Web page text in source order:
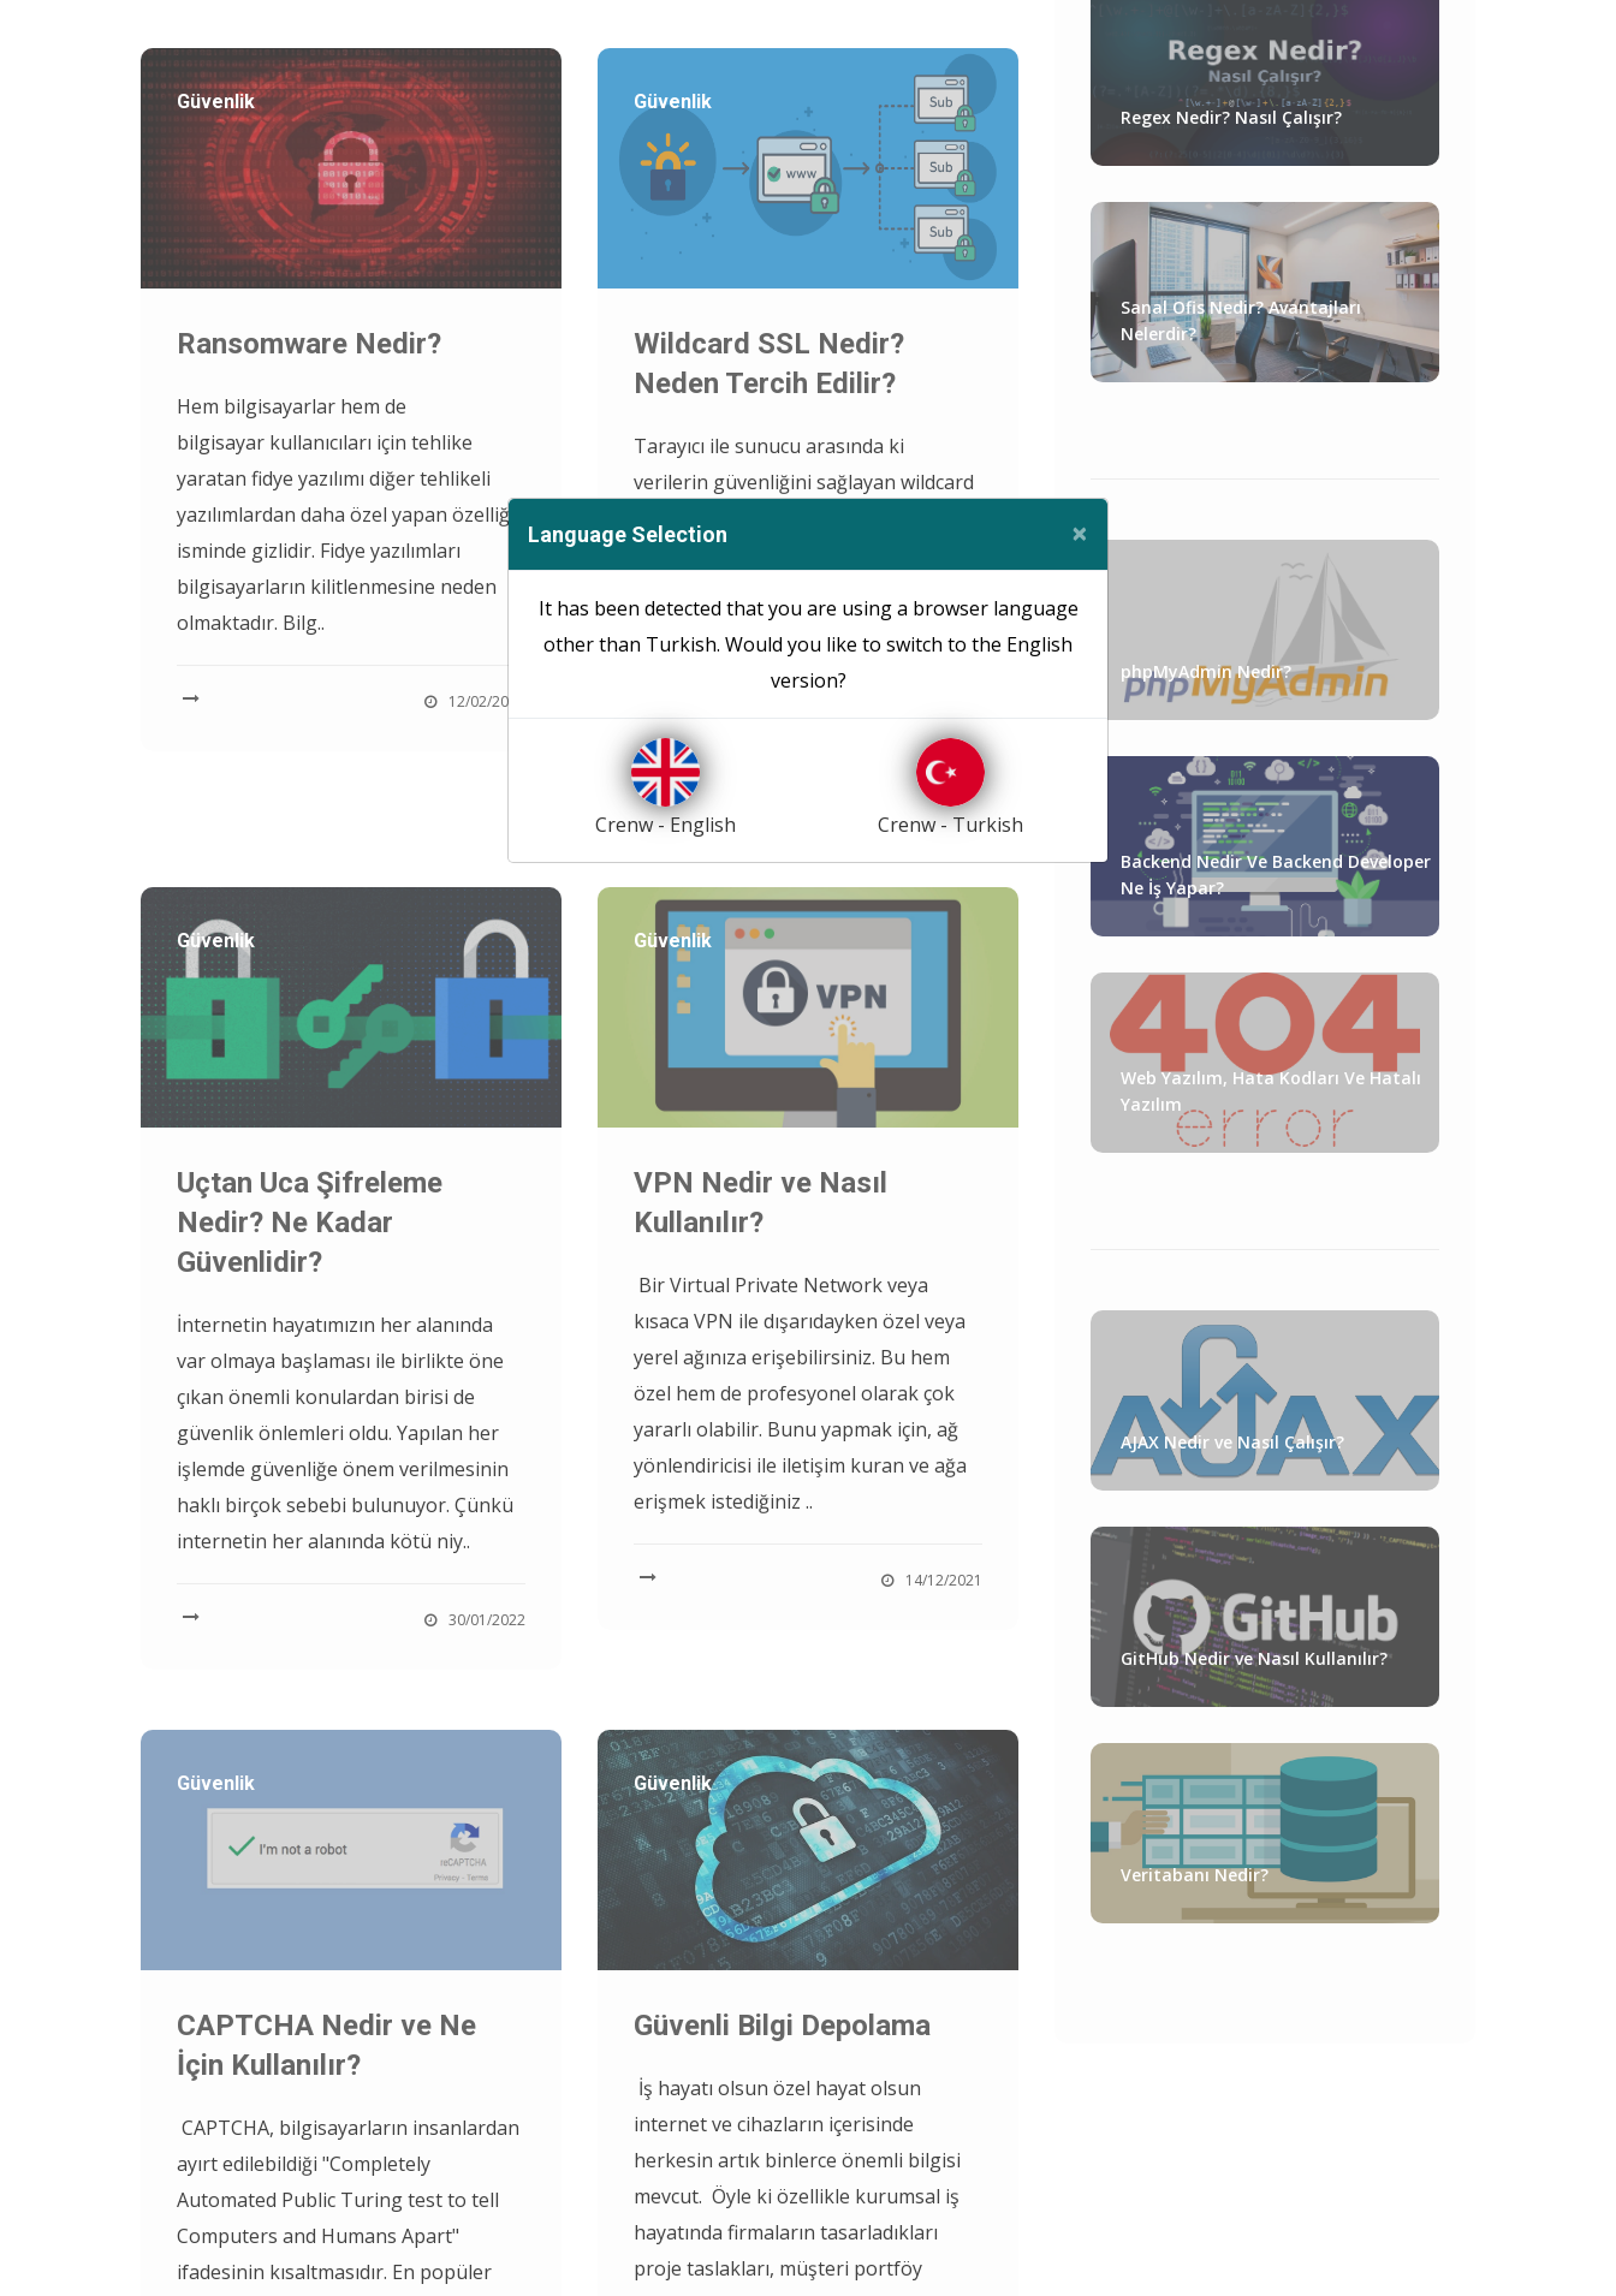
Güvenlik
Ransomware Nedir?
Hem bilgisayarlar hem de
bilgisayar kullanıcıları için tehlike
yaratan fidye yazılımı diğer tehlikeli
yazılımlardan daha özel yapan özelliği
isminde gizlidir. Fidye yazılımları
bilgisayarların kilitlenmesine neden
olmaktadır. Bilg..
12/02/2023
Güvenlik
Wildcard SSL Nedir?
Neden Tercih Edilir?
Tarayıcı ile sunucu arasında ki
verilerin güvenliğini sağlayan wildcard
yaratılan bu sertifika ile sanal suçların
önlenmesinde önemli gelişmeler
07/02/2022
Güvenlik
Uçtan Uca Şifreleme
Nedir? Ne Kadar
Güvenlidir?
İnternetin hayatımızın her alanında
var olmaya başlaması ile birlikte öne
çıkan önemli konulardan birisi de
güvenlik önlemleri oldu. Yapılan her
işlemde güvenliğe önem verilmesinin
haklı birçok sebebi bulunuyor. Çünkü
internetin her alanında kötü niy..
30/01/2022
Güvenlik
VPN Nedir ve Nasıl
Kullanılır?
Bir Virtual Private Network veya
kısaca VPN ile dışarıdayken özel veya
yerel ağınıza erişebilirsiniz. Bu hem
özel hem de profesyonel olarak çok
yararlı olabilir. Bunu yapmak için, ağ
yönlendiricisi ile iletişim kuran ve ağa
erişmek istediğiniz ..
14/12/2021
Güvenlik
CAPTCHA Nedir ve Ne
İçin Kullanılır?
CAPTCHA, bilgisayarların insanlardan
ayırt edilebildiği "Completely
Automated Public Turing test to tell
Computers and Humans Apart"
ifadesinin kısaltmasıdır. En popüler
Güvenlik
Güvenli Bilgi Depolama
İş hayatı olsun özel hayat olsun
internet ve cihazların içerisinde
herkesin artık binlerce önemli bilgisi
mevcut. Öyle ki özellikle kurumsal iş
hayatında firmaların tasarladıkları
proje taslakları, müşteri portföy
Regex Nedir? Nasıl Çalışır?
Sanal Ofis Nedir? Avantajları
Nelerdir?
phpMyAdmin Nedir?
Backend Nedir Ve Backend Developer
Ne İş Yapar?
Web Yazılım, Hata Kodları Ve Hatalı
Yazılım
AJAX Nedir ve Nasıl Çalışır?
GitHub Nedir ve Nasıl Kullanılır?
Veritabanı Nedir?
Language Selection ×
Close
It has been detected that you are using a browser language
other than Turkish. Would you like to switch to the English
version?
Crenw - English Crenw - Turkish